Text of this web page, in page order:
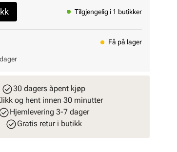
Tilgjengelig i 1 butikker
Få på lager
30 dagers åpent kjøp
og hent innen 30 minutter
Hjemlevering 3-7 dager
Gratis retur i butikk